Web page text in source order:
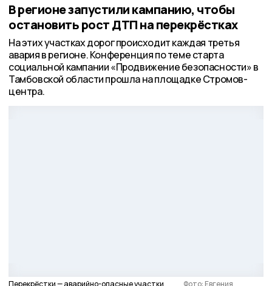
В регионе запустили кампанию, чтобы
остановить рост ДТП на перекрёстках
На этих участках дорог происходит каждая третья
авария в регионе. Конференция по теме старта
социальной кампании «Продвижение безопасности» в
Тамбовской области прошла на площадке Стромов-
центра.
Перекрёстки — аварийно-опасные участки
Фото: Евгения